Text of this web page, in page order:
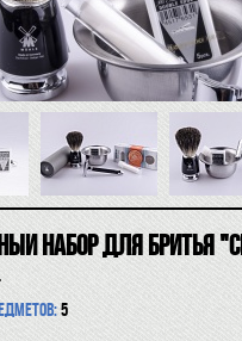
ДЛЯ БОРОДЫ И УСОВ
ДЛЯ ВОЛОС И ТЕЛА
ПАРФЮМ
КОСМЕТИЧКИ
АКСЕССУАРЫ
МАНИКЮРНЫЕ ИНСТРУМЕНТЫ
СКИДКА
набор для бритья
5